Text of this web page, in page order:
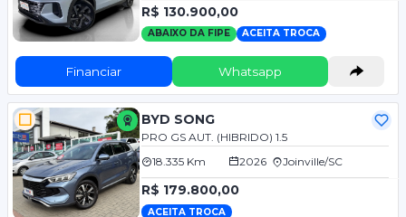
R$ 130.900,00
ABAIXO DA FIPE ACEITA TROCA
Financiar Whatsapp
BYD SONG
PRO GS AUT. (HIBRIDO) 1.5
18.335 Km
2026 Joinville/SC
R$ 179.800,00
ACEITA TROCA